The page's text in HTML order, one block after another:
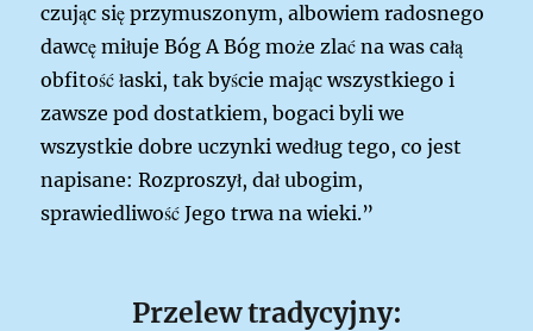
czując się przymuszonym, albowiem radosnego
dawcę miłuje Bóg A Bóg może zlać na was całą
obfitość łaski, tak byście mając wszystkiego i
zawsze pod dostatkiem, bogaci byli we
wszystkie dobre uczynki według tego, co jest
napisane: Rozproszył, dał ubogim,
sprawiedliwość Jego trwa na wieki.”
Przelew tradycyjny: